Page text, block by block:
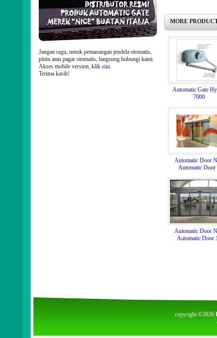
Jangan ragu, untuk pemasangan jendela otomatis,
pintu atau pagar otomatis, langsung hubungi kami.
Akses mobile version, klik sini.
Terima kasih!
MORE
Automatic Gate
7000
Automatic Door
Automatic Door
Automatic Door
Automatic Door
copyright ©2026